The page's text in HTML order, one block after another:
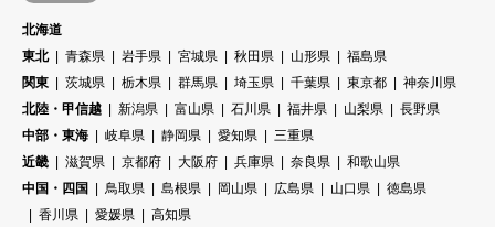
北海道
東北
青森県 岩手県 宮城県 秋田県 山形県
福島県
関東
茨城県 栃木県 群馬県 埼玉県 千葉県 東京都
神奈川県
北陸・甲信越
新潟県 富山県 石川県 福井県 山梨県
長野県
中部・東海
岐阜県 静岡県 愛知県
三重県
近畿
滋賀県 京都府 大阪府 兵庫県 奈良県
和歌山県
中国・四国
鳥取県 島根県 岡山県 広島県 山口県
徳島県
香川県
愛媛県
高知県